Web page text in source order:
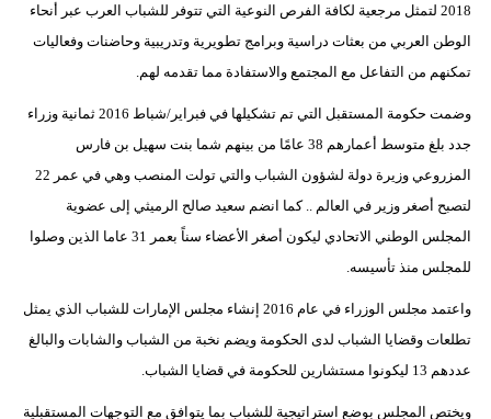
2018 لتمثل مرجعية لكافة الفرص النوعية التي تتوفر للشباب العرب عبر أنحاء
الوطن العربي من بعثات دراسية وبرامج تطويرية وتدريبية وحاضنات وفعاليات
تمكنهم من التفاعل مع المجتمع والاستفادة مما تقدمه لهم.
وضمت حكومة المستقبل التي تم تشكيلها في فبراير/شباط 2016 ثمانية وزراء
جدد بلغ متوسط أعمارهم 38 عامًا من بينهم شما بنت سهيل بن فارس
المزروعي وزيرة دولة لشؤون الشباب والتي تولت المنصب وهي في عمر 22
لتصبح أصغر وزير في العالم .. كما انضم سعيد صالح الرميثي إلى عضوية
المجلس الوطني الاتحادي ليكون أصغر الأعضاء سناً بعمر 31 عاما الذين وصلوا
للمجلس منذ تأسيسه.
واعتمد مجلس الوزراء في عام 2016 إنشاء مجلس الإمارات للشباب الذي يمثل
تطلعات وقضايا الشباب لدى الحكومة ويضم نخبة من الشباب والشابات والبالغ
عددهم 13 ليكونوا مستشارين للحكومة في قضايا الشباب.
ويختص المجلس بوضع استراتيجية للشباب بما يتوافق مع التوجهات المستقبلية